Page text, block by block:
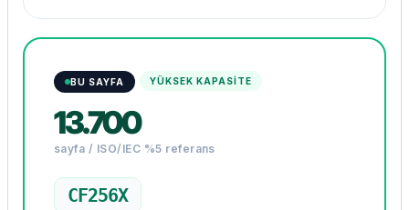
BU SAYFA YÜKSEK KAPASİTE
13.700
sayfa / ISO/IEC %5 referans
CF256X